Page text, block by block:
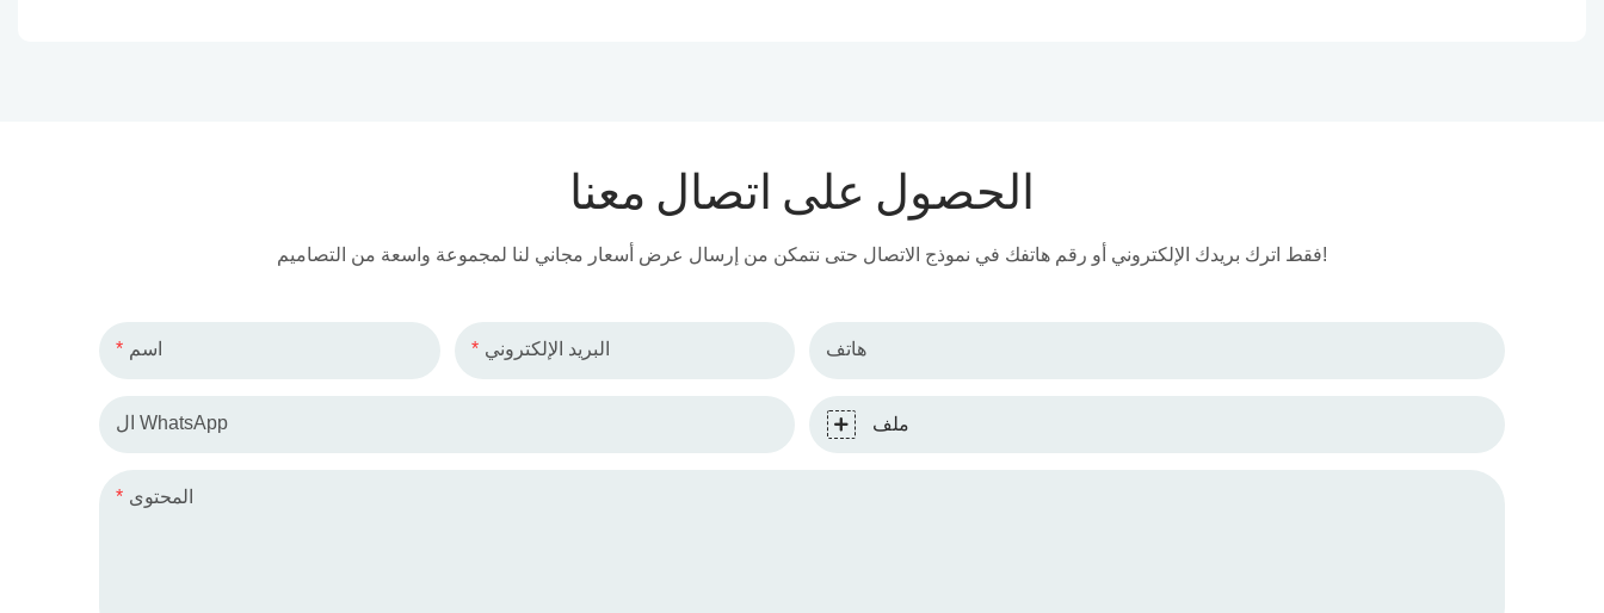
الحصول على اتصال معنا
فقط اترك بريدك الإلكتروني أو رقم هاتفك في نموذج الاتصال حتى نتمكن من إرسال عرض أسعار مجاني لنا لمجموعة واسعة من التصاميم!
اسم البريد الإلكتروني هاتف
ال WhatsApp ملف
المحتوى